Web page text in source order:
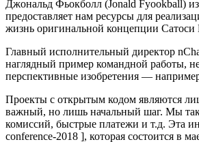
Джональд Фьокболл (Jonald Fyookball)
предоставляет нам ресурсы для
жизнь оригинальной концепции Сатоси
Главный исполнительный директор
наглядный пример командной работы,
перспективные изобретения —
Проекты с открытым кодом являются
важный, но лишь начальный шаг. Мы
комиссий, быстрые платежи и т.д. Эта
conference-2018 ], которая состоится в